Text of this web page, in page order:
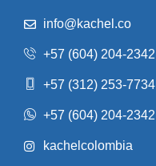
info@kachel.co
+57 (604) 204-2342
+57 (312) 253-7734
+57 (604) 204-2342
kachelcolombia